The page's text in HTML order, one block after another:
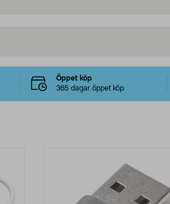
Öppet köp
365 dagar öppet köp